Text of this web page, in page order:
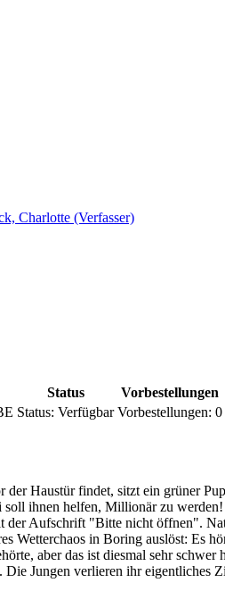
Charlotte (Verfasser)
Status Vorbestellungen
Status: Verfügbar Vorbestellungen: 0
Haustür findet, sitzt ein grüner
soll ihnen helfen, Millionär zu
der Aufschrift "Bitte nicht öffnen".
Wetterchaos in Boring auslöst: Es
aber das ist diesmal sehr
Jungen verlieren ihr eigentliches